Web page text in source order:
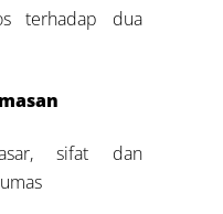
terhadap dua
sifat dan